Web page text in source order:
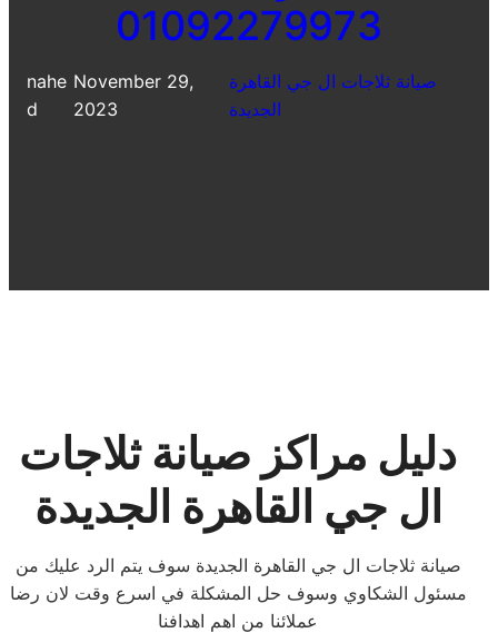
01092279973
nahe
d
November 29,
2023
صيانة ثلاجات ال جي القاهرة
الجديدة
دليل مراكز صيانة ثلاجات
ال جي القاهرة الجديدة
صيانة ثلاجات ال جي القاهرة الجديدة سوف يتم الرد عليك من
مسئول الشكاوي وسوف حل المشكلة في اسرع وقت لان رضا
عملائنا من اهم اهدافنا